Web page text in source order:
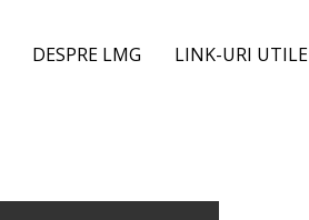
DESPRE LMG LINK-URI UTILE